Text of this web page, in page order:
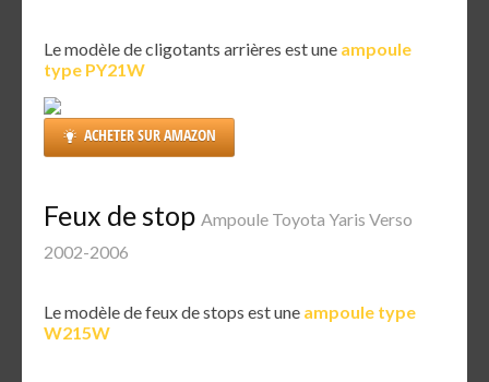
Le modèle de cligotants arrières est une ampoule
type PY21W
ACHETER SUR AMAZON
Feux de stop Ampoule Toyota Yaris Verso
2002-2006
Le modèle de feux de stops est une ampoule type
W215W